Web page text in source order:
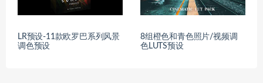
LR预设-11款欧罗巴系列风景
调色预设
8组橙色和青色照片/视频调
色LUTS预设